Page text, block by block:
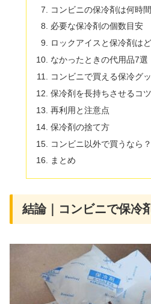
コンビニの保冷剤は何時
必要な保冷剤の個数目安
ロックアイスと保冷剤は
なかったときの代用品7選
コンビニで買える保冷グ
保冷剤を長持ちさせるコツ
再利用と注意点
保冷剤の捨て方
コンビニ以外で買うなら？
まとめ
結論｜コンビニで保冷